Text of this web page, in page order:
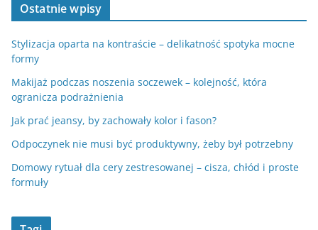
Ostatnie wpisy
Stylizacja oparta na kontraście – delikatność spotyka mocne
formy
Makijaż podczas noszenia soczewek – kolejność, która
ogranicza podrażnienia
Jak prać jeansy, by zachowały kolor i fason?
Odpoczynek nie musi być produktywny, żeby był potrzebny
Domowy rytuał dla cery zestresowanej – cisza, chłód i proste
formuły